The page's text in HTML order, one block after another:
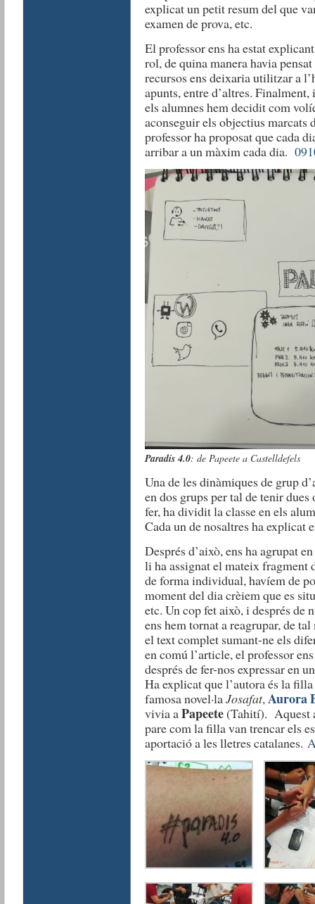
explicat un petit resum del que
examen de prova, etc.
El professor ens ha estat
rol, de quina manera havia
recursos ens deixaria utilitzar a
apunts, entre d’altres.
els alumnes hem decidit com
aconseguir els objectius marcats
professor ha proposat que cada
arribar a un màxim cada dia.
Paradís 4.0: de Papeete a Castelldefels
Una de les dinàmiques de grup
en dos grups per tal de tenir
fer, ha dividit la classe en els
Cada un de nosaltres ha explicat
Després d’això, ens ha agrupat
li ha assignat el mateix fragment
de forma individual, havíem de
moment del dia crèiem que es
etc. Un cop fet això, i després de
ens hem tornat a reagrupar, de
el text complet sumant-ne els
en comú l’article, el professor
després de fer-nos expressar en
Ha explicat que l’autora és la
famosa novel·laJosafat,Aurora
vivia aPapeete(Tahití). Aquest
pare com la filla van trencar els
aportació a les lletres catalanes.